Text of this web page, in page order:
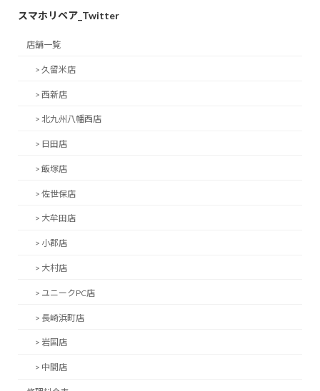
スマホリペア_Twitter
店舗一覧
> 久留米店
> 西新店
> 北九州八幡西店
> 日田店
> 飯塚店
> 佐世保店
> 大牟田店
> 小郡店
> 大村店
> ユニークPC店
> 長崎浜町店
> 岩国店
> 中間店